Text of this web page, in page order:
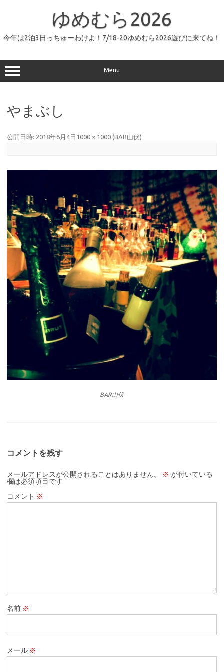
へ
ッ
プ
ゆめむら2026
今年は2泊3日っちゅーわけよ！7/18-20ゆめむら2026遊びに来てね！
Menu
やまぶし
公開日時: 2018年6月4日 1000 × 1000 (BAR山伏)
BAR山伏
コメントを残す
メールアドレスが公開されることはありません。 ※ が付いている
欄は必須項目です
コメント ※
名前 ※
メール ※